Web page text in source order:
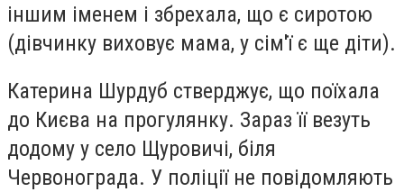
іншим іменем і збрехала, що є сиротою
(дівчинку виховує мама, у сім'ї є ще діти).
Катерина Шурдуб стверджує, що поїхала
до Києва на прогулянку. Зараз її везуть
додому у село Щуровичі, біля
Червонограда. У поліції не повідомляють